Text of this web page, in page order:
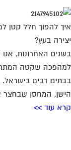
להפוך חלל קטן
בעץ?
האחרונות, אנו
שקטה
רבים בישראל.
המחסן שבחצר
עוד >>